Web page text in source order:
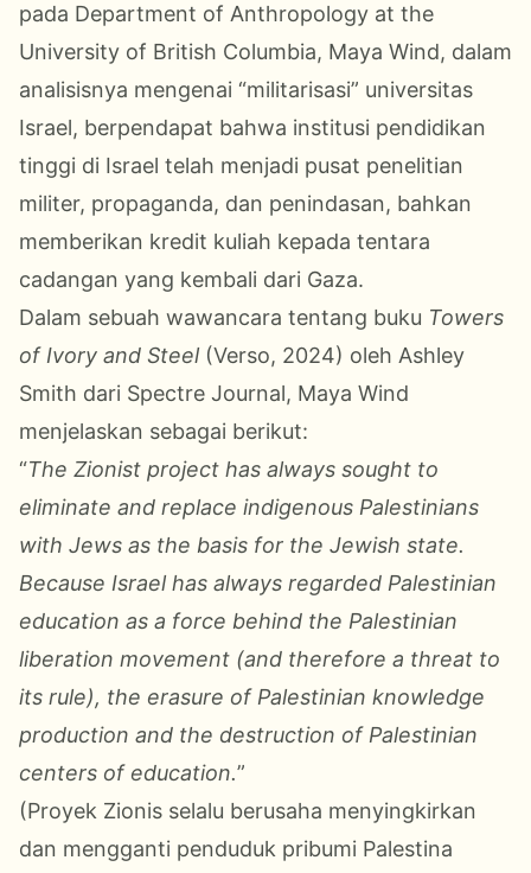
pada Department of Anthropology at the
University of British Columbia, Maya Wind, dalam
analisisnya mengenai “militarisasi” universitas
Israel, berpendapat bahwa institusi pendidikan
tinggi di Israel telah menjadi pusat penelitian
militer, propaganda, dan penindasan, bahkan
memberikan kredit kuliah kepada tentara
cadangan yang kembali dari Gaza.
Dalam sebuah wawancara tentang buku Towers
of Ivory and Steel(Verso, 2024) oleh Ashley
Smith dari Spectre Journal, Maya Wind
menjelaskan sebagai berikut:
“The Zionist project has always sought to
eliminate and replace indigenous Palestinians
with Jews as the basis for the Jewish state.
Because Israel has always regarded Palestinian
education as a force behind the Palestinian
liberation movement (and therefore a threat to
its rule), the erasure of Palestinian knowledge
production and the destruction of Palestinian
centers of education.”
(Proyek Zionis selalu berusaha menyingkirkan
dan mengganti penduduk pribumi Palestina